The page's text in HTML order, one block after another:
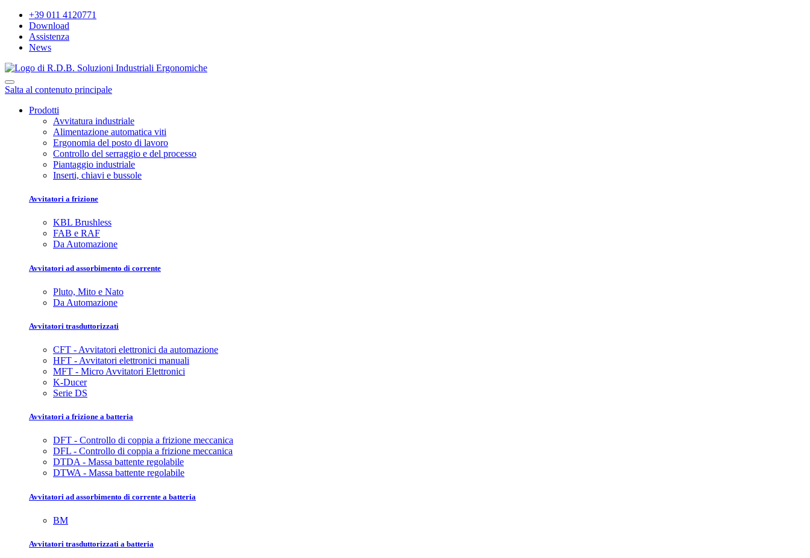
+39 011 4120771
Download
Assistenza
News
Salta al contenuto principale
Prodotti
Avvitatura industriale
Alimentazione automatica viti
Ergonomia del posto di lavoro
Controllo del serraggio e del processo
Piantaggio industriale
Inserti, chiavi e bussole
Avvitatori a frizione
KBL Brushless
FAB e RAF
Da Automazione
Avvitatori ad assorbimento di corrente
Pluto, Mito e Nato
Da Automazione
Avvitatori trasduttorizzati
CFT - Avvitatori elettronici da automazione
HFT - Avvitatori elettronici manuali
MFT - Micro Avvitatori Elettronici
K-Ducer
Serie DS
Avvitatori a frizione a batteria
DFT - Controllo di coppia a frizione meccanica
DFL - Controllo di coppia a frizione meccanica
DTDA - Massa battente regolabile
DTWA - Massa battente regolabile
Avvitatori ad assorbimento di corrente a batteria
BM
Avvitatori trasduttorizzati a batteria